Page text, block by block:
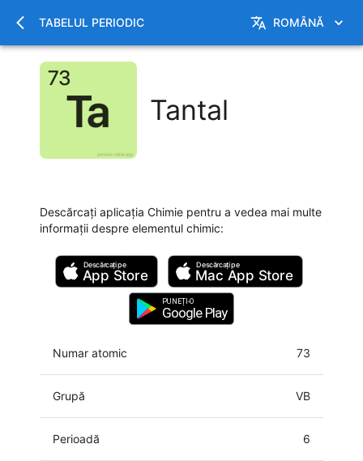
TABELUL PERIODIC ROMÂNĂ
Tantal
Descărcați aplicația Chimie pentru a vedea mai multe
informații despre elementul chimic:
Descărcați pe
App Store
Descărcați pe
Mac App Store
PUNEȚI-O
Google Play
Numar atomic 73
Grupă VB
Perioadă 6